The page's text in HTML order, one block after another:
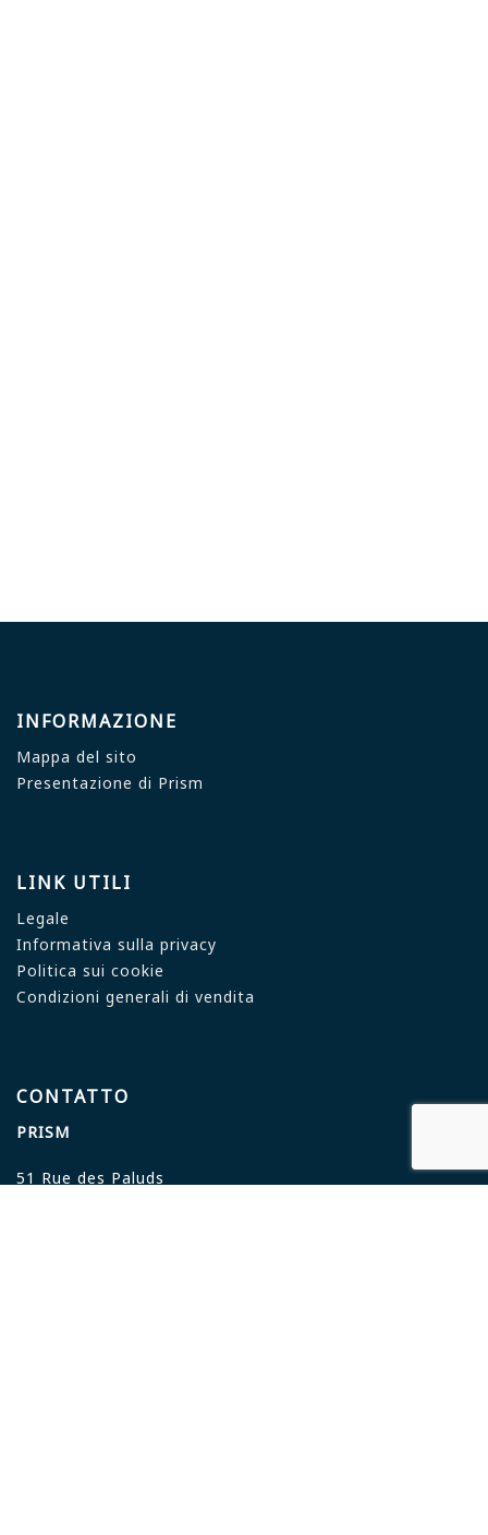
INFORMAZIONE
Mappa del sito
Presentazione di Prism
LINK UTILI
Legale
Informativa sulla privacy
Politica sui cookie
Condizioni generali di vendita
CONTATTO
PRISM
51 Rue des Paluds